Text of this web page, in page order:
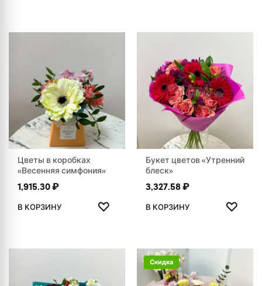
Цветы в коробках
«Весенняя симфония»
1,915.30₽
В КОРЗИНУ ♡
ДОБАВИТЬ В ИЗБРАННОЕ
Букет цветов «Утренний
блеск»
3,327.58₽
В КОРЗИНУ ♡
Скидка